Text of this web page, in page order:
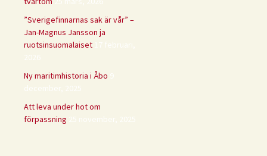
”Sverigefinnarnas sak är vår” –
Jan-Magnus Jansson ja
ruotsinsuomalaiset 17 februari,
2026
Ny maritimhistoria i Åbo 9
december, 2025
Att leva under hot om
förpassning
25 november, 2025